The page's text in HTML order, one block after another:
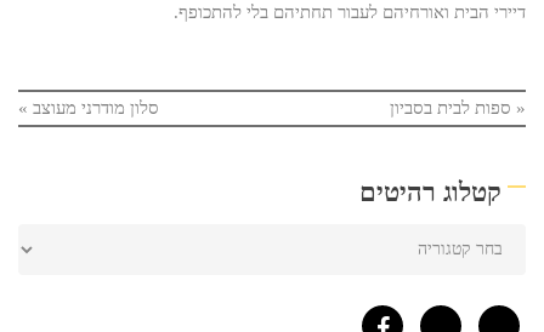
דיירי הבית ואורחיהם לעבור תחתיהם בלי להתכופף.
« ספות לבית בסביון סלון מודרני מעוצב »
קטלוג רהיטים